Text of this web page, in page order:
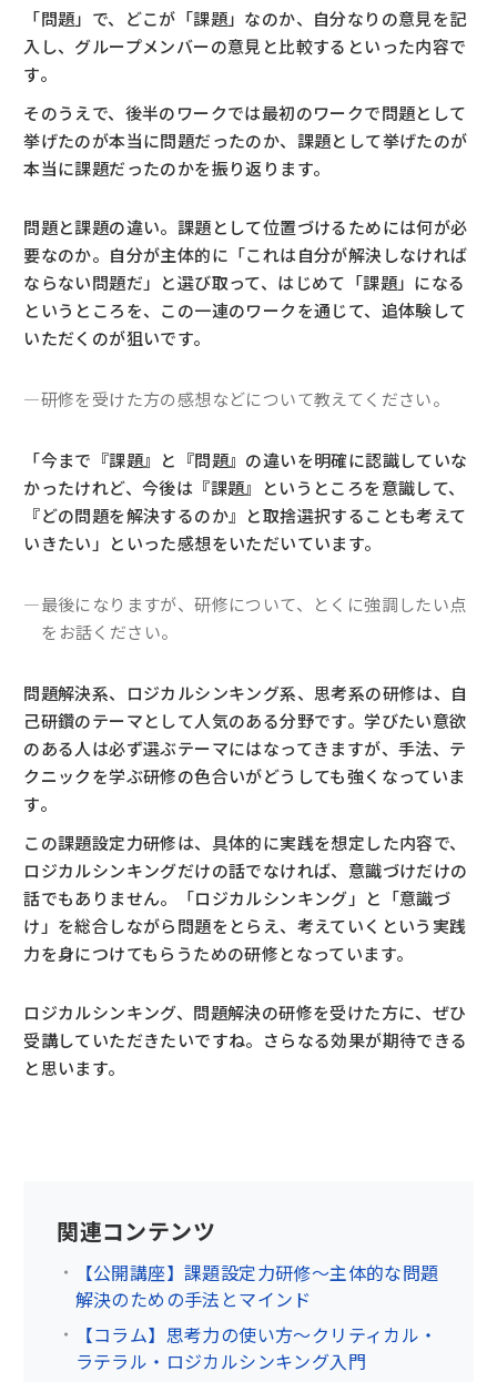
「問題」で、どこが「課題」なのか、自分なりの意見を記
入し、グループメンバーの意見と比較するといった内容で
す。
そのうえで、後半のワークでは最初のワークで問題として
挙げたのが本当に問題だったのか、課題として挙げたのが
本当に課題だったのかを振り返ります。
問題と課題の違い。課題として位置づけるためには何が必
要なのか。自分が主体的に「これは自分が解決しなければ
ならない問題だ」と選び取って、はじめて「課題」になる
というところを、この一連のワークを通じて、追体験して
いただくのが狙いです。
―研修を受けた方の感想などについて教えてください。
「今まで『課題』と『問題』の違いを明確に認識していな
かったけれど、今後は『課題』というところを意識して、
『どの問題を解決するのか』と取捨選択することも考えて
いきたい」といった感想をいただいています。
―最後になりますが、研修について、とくに強調したい点
をお話ください。
問題解決系、ロジカルシンキング系、思考系の研修は、自
己研鑽のテーマとして人気のある分野です。学びたい意欲
のある人は必ず選ぶテーマにはなってきますが、手法、テ
クニックを学ぶ研修の色合いがどうしても強くなっていま
す。
この課題設定力研修は、具体的に実践を想定した内容で、
ロジカルシンキングだけの話でなければ、意識づけだけの
話でもありません。「ロジカルシンキング」と「意識づ
け」を総合しながら問題をとらえ、考えていくという実践
力を身につけてもらうための研修となっています。
ロジカルシンキング、問題解決の研修を受けた方に、ぜひ
受講していただきたいですね。さらなる効果が期待できる
と思います。
関連コンテンツ
【公開講座】課題設定力研修～主体的な問題
解決のための手法とマインド
【コラム】思考力の使い方～クリティカル・
ラテラル・ロジカルシンキング入門